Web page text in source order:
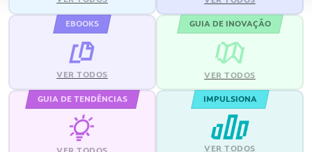
EBOOKS
VER TODOS
GUIA DE INOVAÇÃO
VER TODOS
GUIA DE TENDÊNCIAS IMPULSIONA
VER TODOS